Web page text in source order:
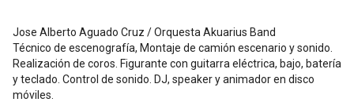
Jose Alberto Aguado Cruz / Orquesta Akuarius Band
Técnico de escenografía, Montaje de camión escenario y sonido.
Realización de coros. Figurante con guitarra eléctrica, bajo, batería
y teclado. Control de sonido. DJ, speaker y animador en disco
móviles.